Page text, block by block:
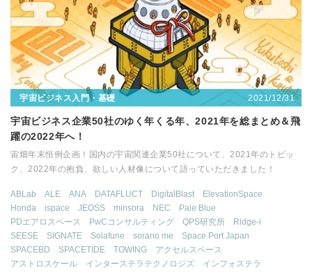
宇宙ビジネス入門・基礎 2021/12/31
宇宙ビジネス企業50社のゆく年くる年、2021年を総まとめ＆飛
躍の2022年へ！
宙畑年末恒例企画！国内の宇宙関連企業50社について、2021年のトピッ
ク、2022年の抱負、欲しい人材像について語っていただきました！
ABLab ALE ANA DATAFLUCT DigitalBlast
ElevationSpace
Honda
ispace JEOSS minsora NEC
Pale Blue
PDエアロスペース
PwCコンサルティング QPS研究所
Ridge-i
SEESE
SIGNATE Solafune sorano me
Space Port Japan
SPACEBD
SPACETIDE TOWING
アクセルスペース
アストロスケール
インターステラテクノロジズ
インフォステラ